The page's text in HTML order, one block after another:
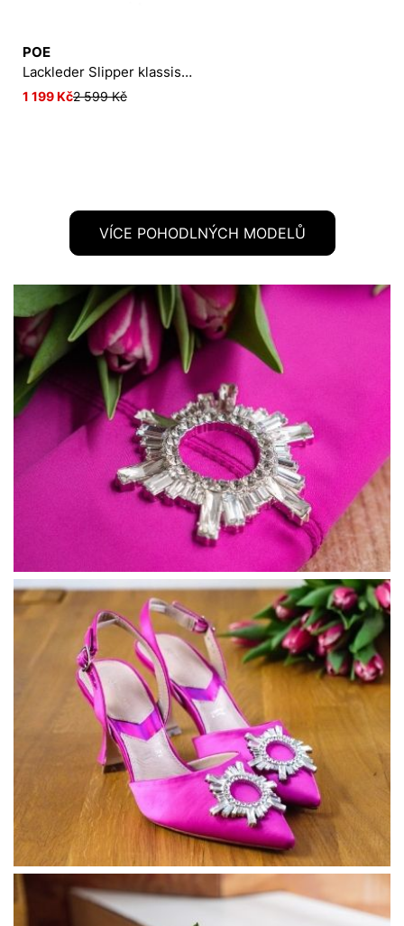
POE
Lackleder Slipper klassisch
1 199 Kč2 599 Kč
VÍCE POHODLNÝCH MODELŮ